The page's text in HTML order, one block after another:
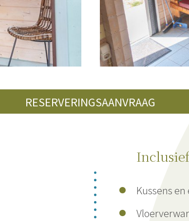
RESERVERINGSAANVRAAG
Kussens